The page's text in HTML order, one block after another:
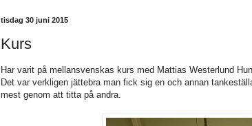
tisdag 30 juni 2015
Kurs
Har varit på mellansvenskas kurs med Mattias Westerlund
Det var verkligen jättebra man fick sig en och annan
mest genom att titta på andra.